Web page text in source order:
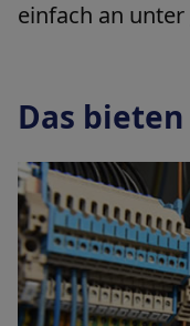
einfach an unter
Das